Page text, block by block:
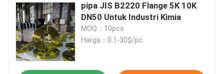
pipa JIS B2220 Flange 5K 10K
DN50 Untuk Industri Kimia
MOQ：10pcs
Harga：0.1-30$/pc